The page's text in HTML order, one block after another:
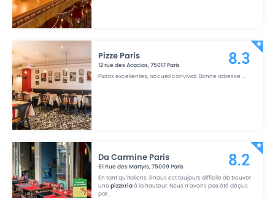
Pizze Paris
12 rue des Acacias,75017Paris
Pizzas excellentes, accueil convivial. Bonne adresse....
8.3
Da Carmine Paris
61 Rue des Martyrs,75009 Paris
En tant qu’italiens, il nous est toujours difficile de trouver
unepizzeriaà la hauteur. Nous n’avons pas été déçus
par...
8.2